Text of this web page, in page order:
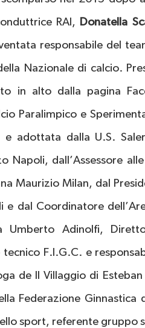
RAI, Donatella
responsabile del
Nazionale di calcio.
in alto dalla pagina
Paralimpico e
adottata dalla U.S.
Napoli, dall’Assessore
Maurizio Milan, dal
dal Coordinatore
Umberto Adinolfi,
tecnico F.I.G.C. e
de Il Villaggio di
Federazione Ginnastica
sport, referente gruppo